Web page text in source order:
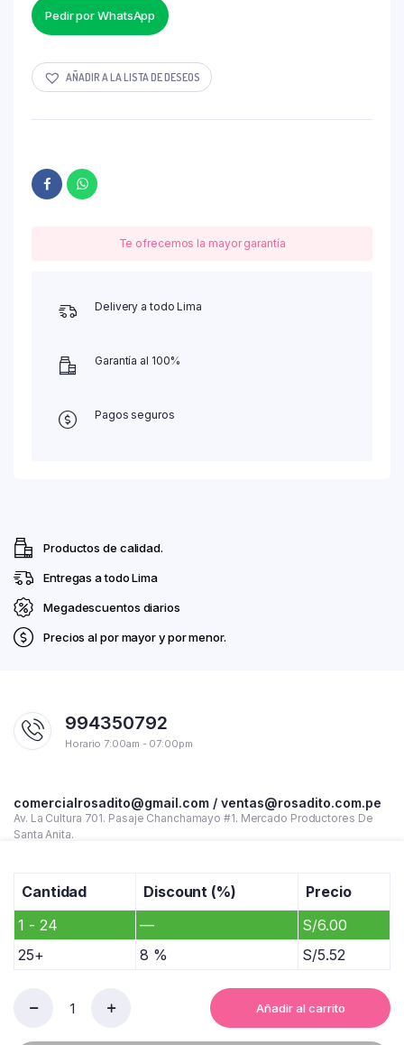
Cantidad Discount (%)
Precio
1 - 24
— S/6.00
25+
8 % S/5.52
CUADERNO
Añadir al carrito
Pedir por WhatsApp
AÑADIR A LA LISTA DE DESEOS
Te ofrecemos la mayor garantía
Delivery a todo Lima
Garantía al 100%
Pagos seguros
Productos de calidad.
Entregas a todo Lima
Megadescuentos diarios
Precios al por mayor y por menor.
994350792
Horario 7:00am - 07:00pm
comercialrosadito@gmail.com / ventas@rosadito.com.pe
Av. La Cultura 701. Pasaje Chanchamayo #1. Mercado Productores De
Santa Anita.
Copyright 2023 © Rosadito - Todos los derechos reservados